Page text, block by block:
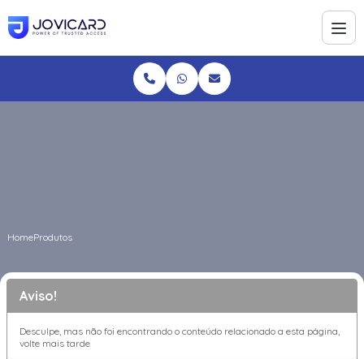
HomeProdutos
Aviso!
Desculpe, mas não foi encontrando o conteúdo relacionado a esta página,
volte mais tarde